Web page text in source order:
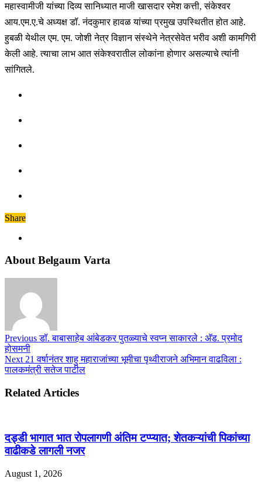
महास्वामीजी यांच्या दिव्य सानिध्यात माजी खासदार रमेश कत्ती, संकेश्वर
आय.एम.ए.चे अध्यक्ष डॉ. नंदकुमार हावळ यांच्या प्रमुख उपस्थितीत होत आहे.
हुबळी येथील एम. एम. जोशी नेत्र विज्ञान संस्थेने नेत्रसेवेत भरीव अशी कामगिरी
केली आहे. त्याचा लाभ आत संकेश्वरातील लोकांना होणार असल्याचे त्यांनी
सांगितले.
Share
About Belgaum Varta
Previousडॉ. बाबासाहेब आंबेडकर पुतळ्याचे स्वप्न साकारले : अ‍ॅड. प्रमोद
होसमनी
Next 21 वर्षानंतर शाहु महाराजांच्या भूमीचा पृथ्वीराजने अभिमान वाढविला :
पालकमंत्री सतेज पाटील
Related Articles
दड्डी भागात भात रोपलागणी अंतिम टप्प्यात; शेतकऱ्यांची पिकांच्या
वाढीकडे लागली नजर
August 1, 2026